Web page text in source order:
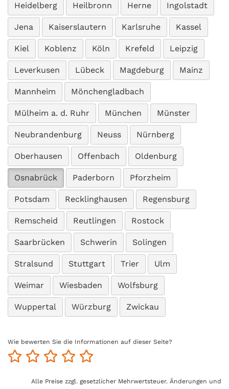
Heidelberg Heilbronn Herne Ingolstadt
Jena Kaiserslautern Karlsruhe Kassel
Kiel Koblenz Köln Krefeld Leipzig
Leverkusen Lübeck Magdeburg Mainz
Mannheim Mönchengladbach
Mülheim a. d. Ruhr München Münster
Neubrandenburg Neuss Nürnberg
Oberhausen Offenbach Oldenburg
Osnabrück Paderborn Pforzheim
Potsdam Recklinghausen Regensburg
Remscheid Reutlingen Rostock
Saarbrücken Schwerin Solingen
Stralsund Stuttgart Trier Ulm
Weimar Wiesbaden Wolfsburg
Wuppertal Würzburg Zwickau
Wie bewerten Sie die Informationen auf dieser Seite?
Alle Preise zzgl. gesetzlicher Mehrwertsteuer. Änderungen und